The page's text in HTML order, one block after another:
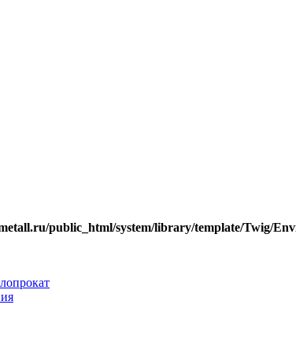
public_html/system/library/template/Twig/